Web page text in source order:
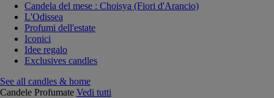
Candela del mese : Choisya (Fiori d'Arancio)
L'Odissea
Profumi dell'estate
Iconici
Idee regalo
Exclusives candles
See all candles & home
Candele Profumate Vedi tutti